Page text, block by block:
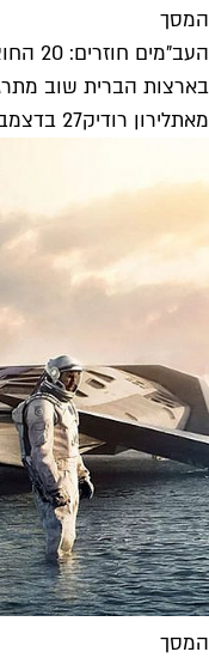
המסך
העב"מים חוזרים: 20 החוצנים הכי מגניבים שראינו על המסכים
בארצות הברית שוב
מאתלירון רודיק27 בדצמבר 2024
המסך